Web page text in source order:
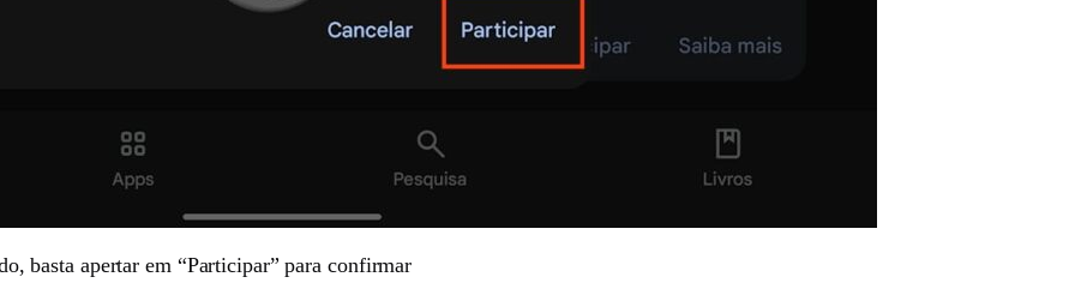
basta apertar em “Participar” para confirmar